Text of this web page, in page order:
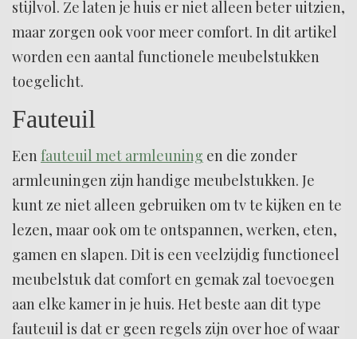
stijlvol. Ze laten je huis er niet alleen beter uitzien,
maar zorgen ook voor meer comfort. In dit artikel
worden een aantal functionele meubelstukken
toegelicht.
Fauteuil
Een fauteuil met armleuning en die zonder
armleuningen zijn handige meubelstukken. Je
kunt ze niet alleen gebruiken om tv te kijken en te
lezen, maar ook om te ontspannen, werken, eten,
gamen en slapen. Dit is een veelzijdig functioneel
meubelstuk dat comfort en gemak zal toevoegen
aan elke kamer in je huis. Het beste aan dit type
fauteuil is dat er geen regels zijn over hoe of waar